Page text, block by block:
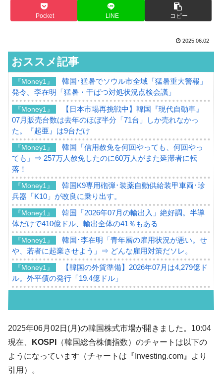
Pocket LINE コピー
2025.06.02
おススメ記事
『Money1』
韓国･猛暑でソウル市全域「猛暑重大警報」
発令。李在明「猛暑・干ばつ対処状況点検会議」
『Money1』
【日本市場再挑戦中】韓国『現代自動車』
07月販売台数は去年のほぼ半分「71台」しか売れなかっ
た。『起亜』は9台だけ
『Money1』
韓国「信用赦免を何回やっても、何回やっ
ても」⇒ 257万人赦免したのに60万人がまた延滞者に転
落！
『Money1』
韓国K9専用砲弾･装薬自動供給装甲車両･珍
兵器「K10」が改良に乗り出す。
『Money1』
韓国「2026年07月の輸出入」絶好調。半導
体だけで410億ドル、輸出全体の41％もある
『Money1』
韓国･李在明「青年層の雇用状況が悪い。せ
や、若者に起業させよう」⇒ どんな雇用対策だソレ。
『Money1』
【韓国の外貨準備】2026年07月は4,279億ド
ル。外平債の発行「19.4億ドル」
韓国･李在明さっそく不動産対策で浅薄な発
言。
だ。
2025年06月02日(月)の韓国株式市場が開きました。10:04
現在、
KOSPI
（韓国総合株価指数）のチャートは以下の
ようになっています（チャートは『Investing.com』より
引用）。